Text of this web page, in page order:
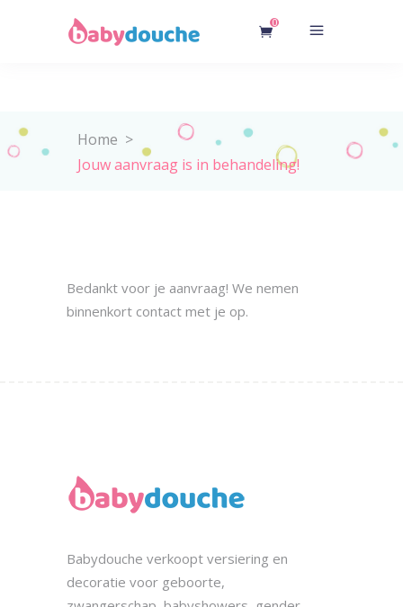
0
Home >
Jouw aanvraag is in behandeling!
Bedankt voor je aanvraag! We nemen
binnenkort contact met je op.
Babydouche verkoopt versiering en
decoratie voor geboorte,